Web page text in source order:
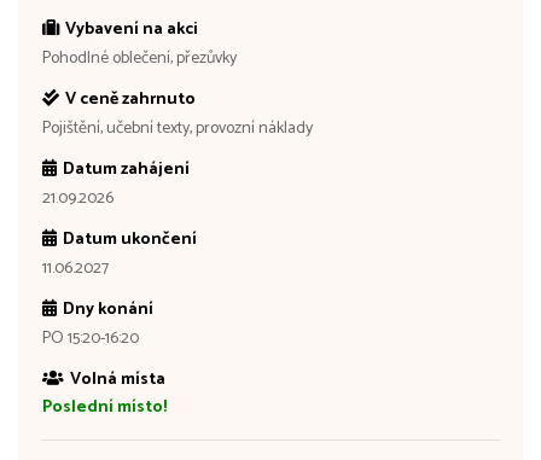
Vybavení na akci
Pohodlné oblečení, přezůvky
V ceně zahrnuto
Pojištění, učební texty, provozní náklady
Datum zahájení
21.09.2026
Datum ukončení
11.06.2027
Dny konání
PO 15:20-16:20
Volná místa
Poslední místo!